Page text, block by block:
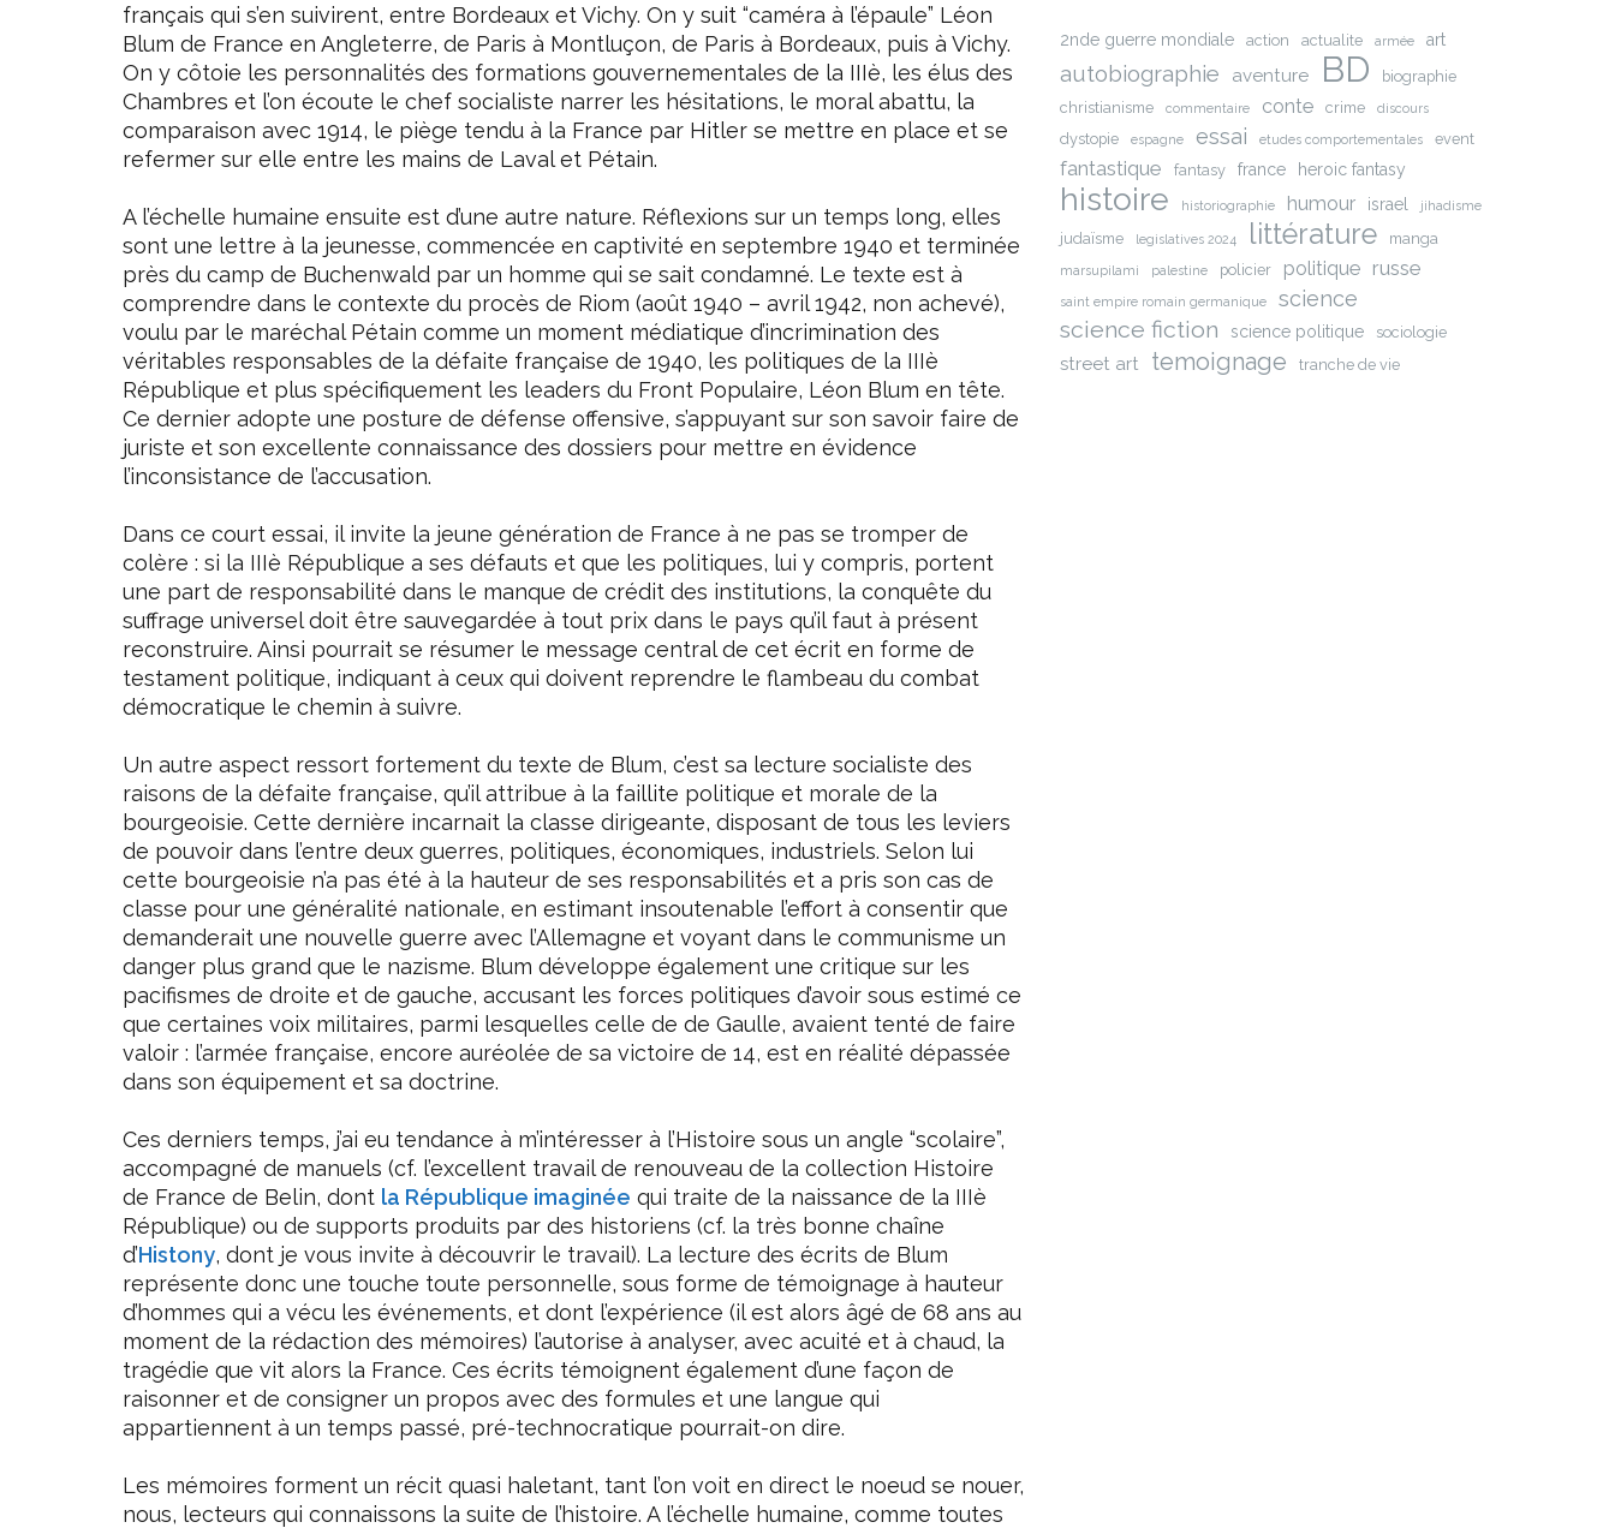
français qui s’en suivirent, entre Bordeaux et Vichy. On y suit “caméra à l’épaule” Léon
Blum de France en Angleterre, de Paris à Montluçon, de Paris à Bordeaux, puis à Vichy.
On y côtoie les personnalités des formations gouvernementales de la IIIè, les élus des
Chambres et l’on écoute le chef socialiste narrer les hésitations, le moral abattu, la
comparaison avec 1914, le piège tendu à la France par Hitler se mettre en place et se
refermer sur elle entre les mains de Laval et Pétain.
A l’échelle humaine ensuite est d’une autre nature. Réflexions sur un temps long, elles
sont une lettre à la jeunesse, commencée en captivité en septembre 1940 et terminée
près du camp de Buchenwald par un homme qui se sait condamné. Le texte est à
comprendre dans le contexte du procès de Riom (août 1940 – avril 1942, non achevé),
voulu par le maréchal Pétain comme un moment médiatique d’incrimination des
véritables responsables de la défaite française de 1940, les politiques de la IIIè
République et plus spécifiquement les leaders du Front Populaire, Léon Blum en tête.
Ce dernier adopte une posture de défense offensive, s’appuyant sur son savoir faire de
juriste et son excellente connaissance des dossiers pour mettre en évidence
l’inconsistance de l’accusation.
Dans ce court essai, il invite la jeune génération de France à ne pas se tromper de
colère : si la IIIè République a ses défauts et que les politiques, lui y compris, portent
une part de responsabilité dans le manque de crédit des institutions, la conquête du
suffrage universel doit être sauvegardée à tout prix dans le pays qu’il faut à présent
reconstruire. Ainsi pourrait se résumer le message central de cet écrit en forme de
testament politique, indiquant à ceux qui doivent reprendre le flambeau du combat
démocratique le chemin à suivre.
Un autre aspect ressort fortement du texte de Blum, c’est sa lecture socialiste des
raisons de la défaite française, qu’il attribue à la faillite politique et morale de la
bourgeoisie. Cette dernière incarnait la classe dirigeante, disposant de tous les leviers
de pouvoir dans l’entre deux guerres, politiques, économiques, industriels. Selon lui
cette bourgeoisie n’a pas été à la hauteur de ses responsabilités et a pris son cas de
classe pour une généralité nationale, en estimant insoutenable l’effort à consentir que
demanderait une nouvelle guerre avec l’Allemagne et voyant dans le communisme un
danger plus grand que le nazisme. Blum développe également une critique sur les
pacifismes de droite et de gauche, accusant les forces politiques d’avoir sous estimé ce
que certaines voix militaires, parmi lesquelles celle de de Gaulle, avaient tenté de faire
valoir : l’armée française, encore auréolée de sa victoire de 14, est en réalité dépassée
dans son équipement et sa doctrine.
Ces derniers temps, j’ai eu tendance à m’intéresser à l’Histoire sous un angle “scolaire”,
accompagné de manuels (cf. l’excellent travail de renouveau de la collection Histoire
de France de Belin, dont la République imaginée qui traite de la naissance de la IIIè
République) ou de supports produits par des historiens (cf. la très bonne chaîne
d’Histony, dont je vous invite à découvrir le travail). La lecture des écrits de Blum
représente donc une touche toute personnelle, sous forme de témoignage à hauteur
d’hommes qui a vécu les événements, et dont l’expérience (il est alors âgé de 68 ans au
moment de la rédaction des mémoires) l’autorise à analyser, avec acuité et à chaud, la
tragédie que vit alors la France. Ces écrits témoignent également d’une façon de
raisonner et de consigner un propos avec des formules et une langue qui
appartiennent à un temps passé, pré-technocratique pourrait-on dire.
Les mémoires forment un récit quasi haletant, tant l’on voit en direct le noeud se nouer,
nous, lecteurs qui connaissons la suite de l’histoire. A l’échelle humaine, comme toutes
2nde guerre mondiale action actualite armée art
autobiographie aventure BD
biographie
christianisme
commentaire conte crime discours
dystopie espagne essai etudes comportementales event
fantastique fantasy france heroic fantasy
histoire historiographie humour israel jihadisme
judaïsme legislatives 2024 littérature manga
marsupilami palestine policier politique russe
saint empire romain germanique science
science fiction science politique sociologie
street art temoignage tranche de vie